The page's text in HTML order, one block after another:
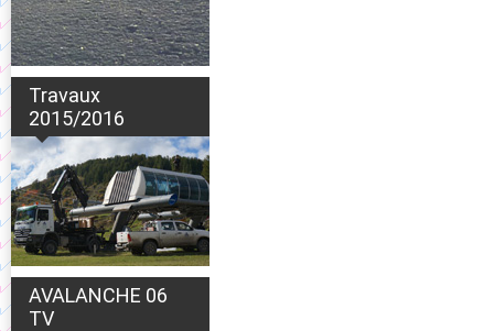
Travaux
2015/2016
AVALANCHE 06
TV